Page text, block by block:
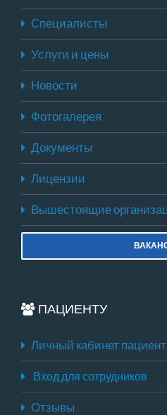
Специалисты
Услуги и цены
Новости
Фотогалерея
Документы
Лицензии
Вышестоящие
ПАЦИЕНТУ
Личный кабинет
Вход для сотрудников
Отзывы